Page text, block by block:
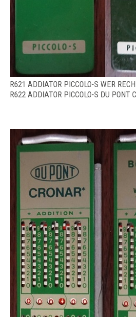
R621 ADDIATOR PICCOLO-S WER
R622 ADDIATOR PICCOLO-S DU PONT